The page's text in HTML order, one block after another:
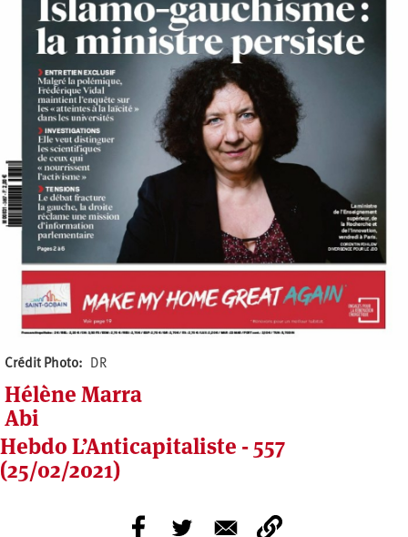
Crédit Photo DR
Hélène Marra
Abi
Hebdo L’Anticapitaliste - 557
(25/02/2021)